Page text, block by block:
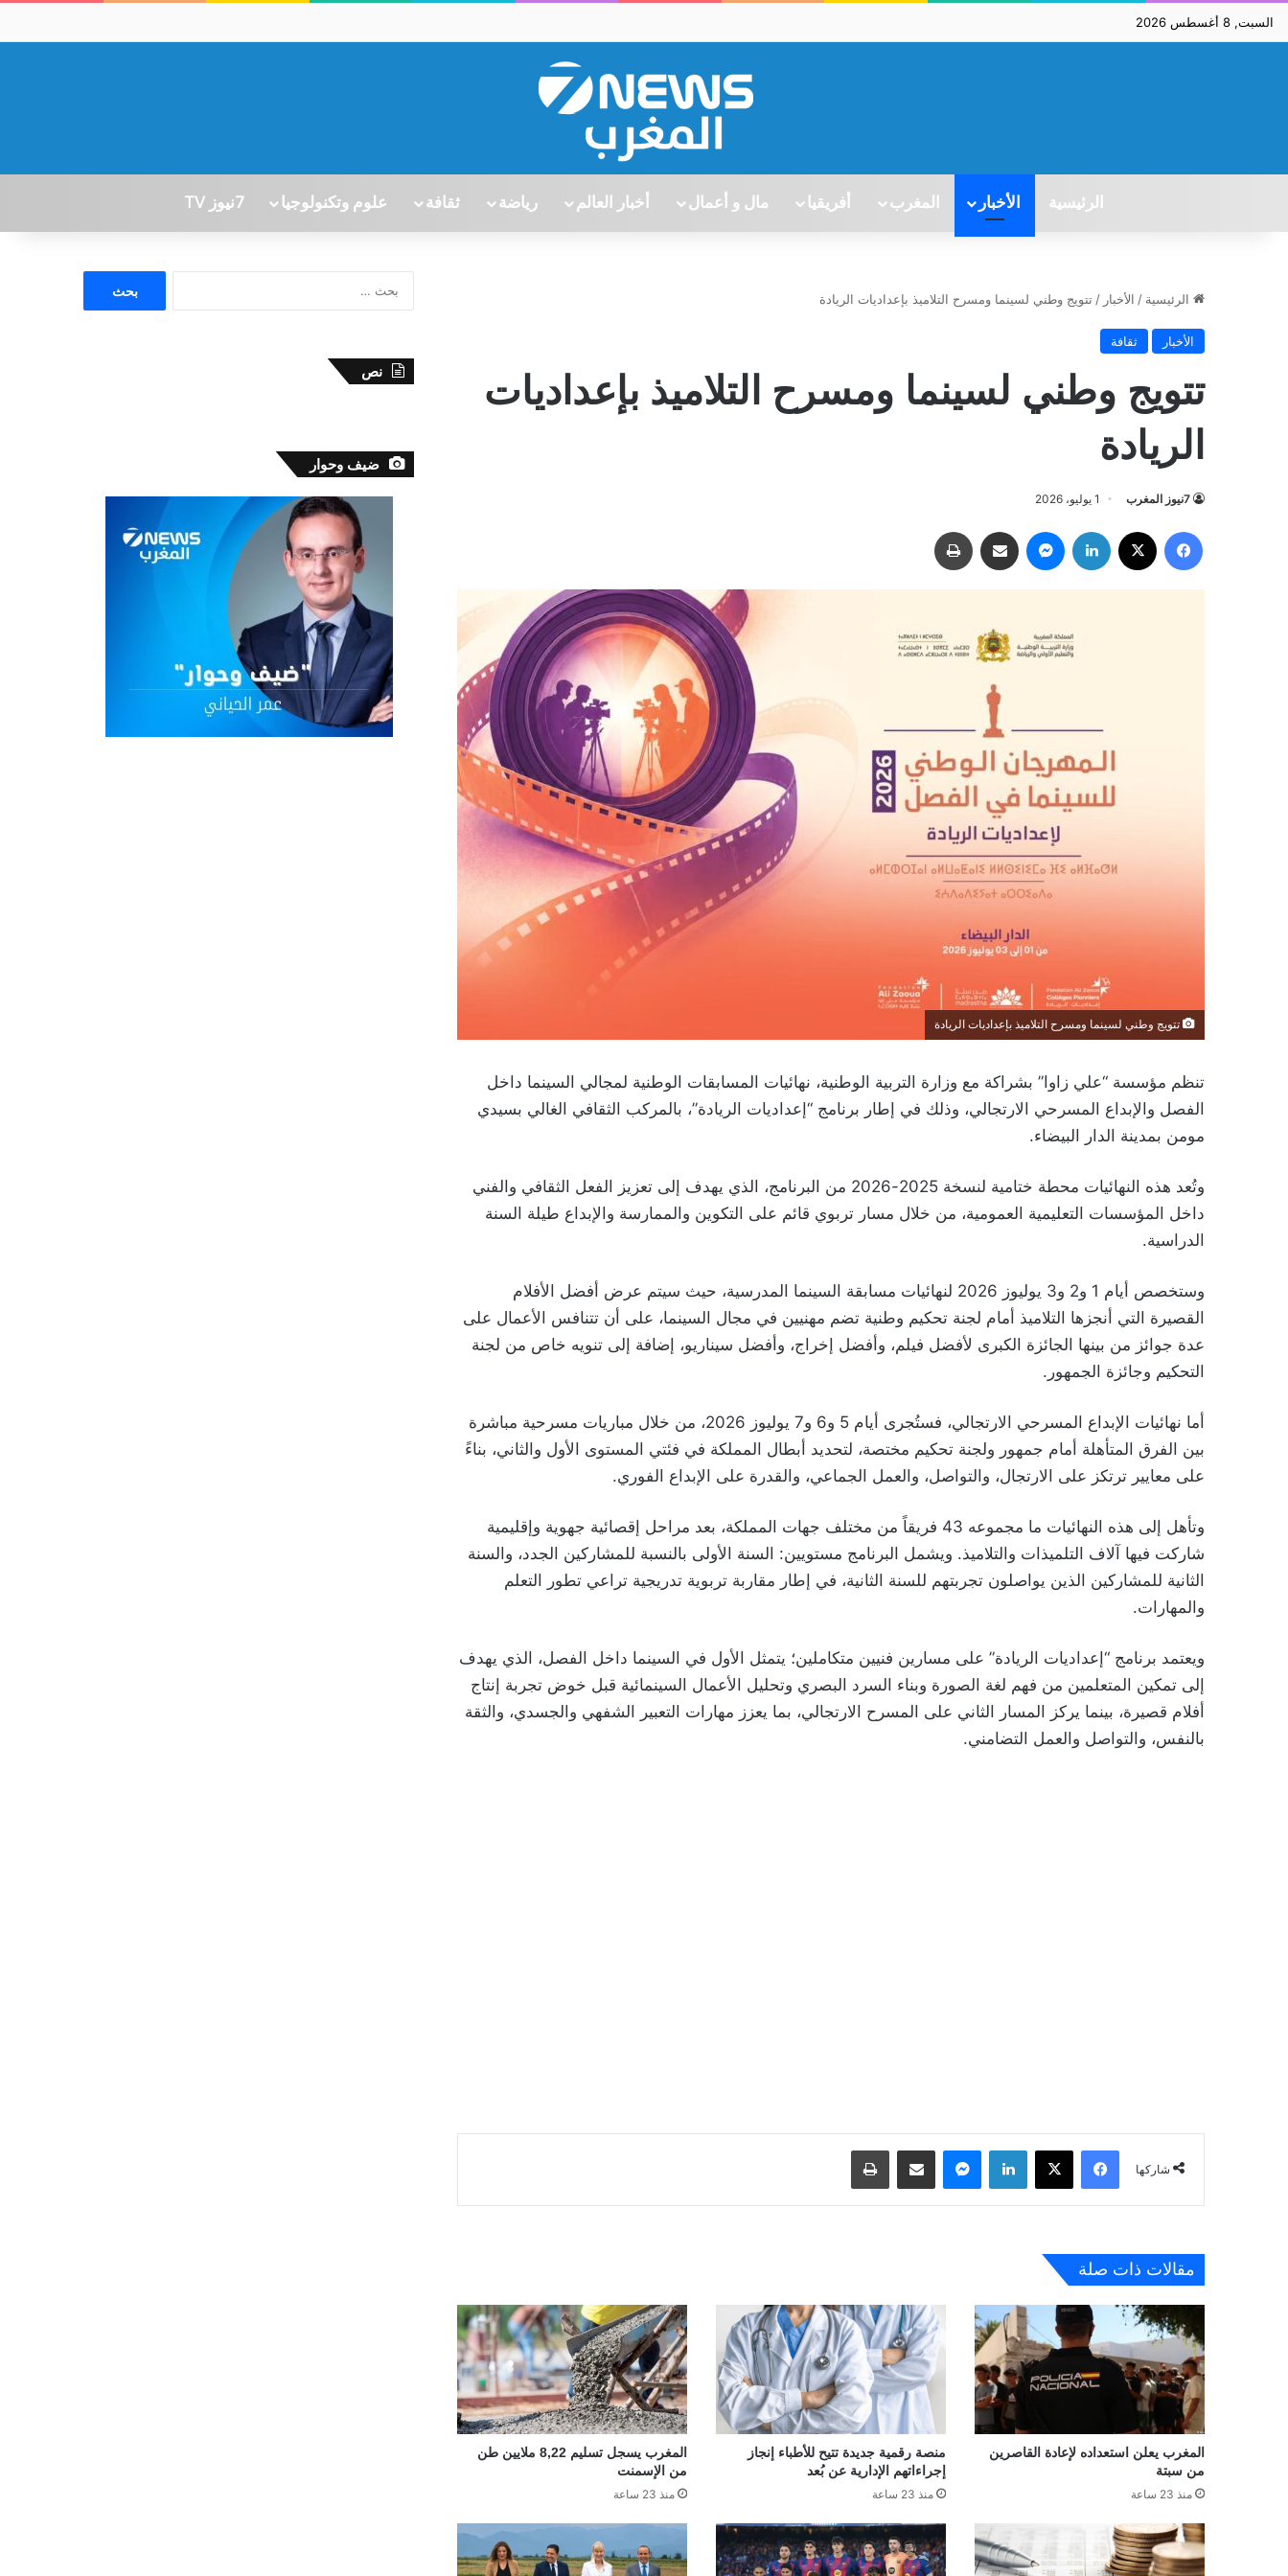
السبت, 8 أغسطس 2026
الرئيسية الأخبار المغرب أفريقيا مال و أعمال أخبار العالم رياضة ثقافة علوم وتكنولوجيا 7نيوز TV
الرئيسية / الأخبار / تتويج وطني لسينما ومسرح التلاميذ بإعداديات الريادة
الأخبار ثقافة
تتويج وطني لسينما ومسرح التلاميذ بإعداديات
الريادة
7نيوز المغرب 1 يوليو، 2026
تتويج وطني لسينما ومسرح التلاميذ بإعداديات الريادة
تنظم مؤسسة “علي زاوا” بشراكة مع وزارة التربية الوطنية، نهائيات المسابقات الوطنية لمجالي السينما داخل
الفصل والإبداع المسرحي الارتجالي، وذلك في إطار برنامج “إعداديات الريادة”، بالمركب الثقافي الغالي بسيدي
مومن بمدينة الدار البيضاء.
وتُعد هذه النهائيات محطة ختامية لنسخة 2025-2026 من البرنامج، الذي يهدف إلى تعزيز الفعل الثقافي والفني
داخل المؤسسات التعليمية العمومية، من خلال مسار تربوي قائم على التكوين والممارسة والإبداع طيلة السنة
الدراسية.
وستخصص أيام 1 و2 و3 يوليوز 2026 لنهائيات مسابقة السينما المدرسية، حيث سيتم عرض أفضل الأفلام
القصيرة التي أنجزها التلاميذ أمام لجنة تحكيم وطنية تضم مهنيين في مجال السينما، على أن تتنافس الأعمال على
عدة جوائز من بينها الجائزة الكبرى لأفضل فيلم، وأفضل إخراج، وأفضل سيناريو، إضافة إلى تنويه خاص من لجنة
التحكيم وجائزة الجمهور.
أما نهائيات الإبداع المسرحي الارتجالي، فستُجرى أيام 5 و6 و7 يوليوز 2026، من خلال مباريات مسرحية مباشرة
بين الفرق المتأهلة أمام جمهور ولجنة تحكيم مختصة، لتحديد أبطال المملكة في فئتي المستوى الأول والثاني، بناءً
على معايير ترتكز على الارتجال، والتواصل، والعمل الجماعي، والقدرة على الإبداع الفوري.
وتأهل إلى هذه النهائيات ما مجموعه 43 فريقاً من مختلف جهات المملكة، بعد مراحل إقصائية جهوية وإقليمية
شاركت فيها آلاف التلميذات والتلاميذ. ويشمل البرنامج مستويين: السنة الأولى بالنسبة للمشاركين الجدد، والسنة
الثانية للمشاركين الذين يواصلون تجربتهم للسنة الثانية، في إطار مقاربة تربوية تدريجية تراعي تطور التعلم
والمهارات.
ويعتمد برنامج “إعداديات الريادة” على مسارين فنيين متكاملين؛ يتمثل الأول في السينما داخل الفصل، الذي يهدف
إلى تمكين المتعلمين من فهم لغة الصورة وبناء السرد البصري وتحليل الأعمال السينمائية قبل خوض تجربة إنتاج
أفلام قصيرة، بينما يركز المسار الثاني على المسرح الارتجالي، بما يعزز مهارات التعبير الشفهي والجسدي، والثقة
بالنفس، والتواصل والعمل التضامني.
شاركها
فيسبوك لينكدإن
مقالات ذات صلة
المغرب يعلن استعداده لإعادة القاصرين
من سبتة
منذ 23 ساعة
منصة رقمية جديدة تتيح للأطباء إنجاز
إجراءاتهم الإدارية عن بُعد
منذ 23 ساعة
المغرب يسجل تسليم 8,22 ملايين طن
من الإسمنت
منذ 23 ساعة
نص
ضيف وحوار